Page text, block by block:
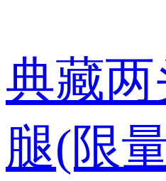
典藏两
腿(限量